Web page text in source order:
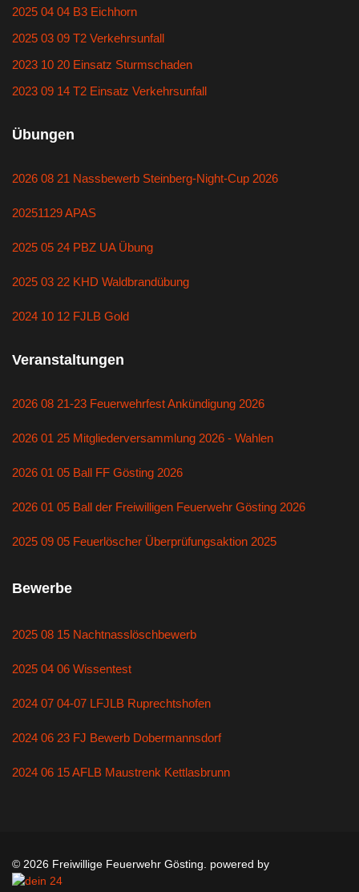
2025 04 04 B3 Eichhorn
2025 03 09 T2 Verkehrsunfall
2023 10 20 Einsatz Sturmschaden
2023 09 14 T2 Einsatz Verkehrsunfall
Übungen
2026 08 21 Nassbewerb Steinberg-Night-Cup 2026
20251129 APAS
2025 05 24 PBZ UA Übung
2025 03 22 KHD Waldbrandübung
2024 10 12 FJLB Gold
Veranstaltungen
2026 08 21-23 Feuerwehrfest Ankündigung 2026
2026 01 25 Mitgliederversammlung 2026 - Wahlen
2026 01 05 Ball FF Gösting 2026
2026 01 05 Ball der Freiwilligen Feuerwehr Gösting 2026
2025 09 05 Feuerlöscher Überprüfungsaktion 2025
Bewerbe
2025 08 15 Nachtnasslöschbewerb
2025 04 06 Wissentest
2024 07 04-07 LFJLB Ruprechtshofen
2024 06 23 FJ Bewerb Dobermannsdorf
2024 06 15 AFLB Maustrenk Kettlasbrunn
© 2026 Freiwillige Feuerwehr Gösting. powered by